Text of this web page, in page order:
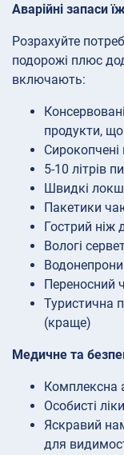
Аварійні запаси
Розрахуйте
подорожі плюс
включають:
продукти,
Сирокопчені
5-10 літрів
Швидкі
Пакетики
Гострий ніж
Вологі
Переносний
Туристична
(краще)
Медичне та
Комплексна
Особисті
Яскравий
для